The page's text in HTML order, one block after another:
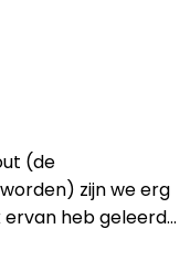
(de
zijn we erg
heb geleerd...